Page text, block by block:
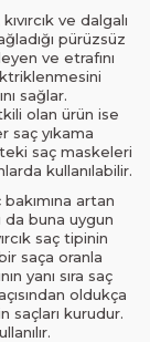
ve dalgalı
pürüzsüz
ve etrafını
sağlar.
olan ürün ise
saç yıkama
saç maskeleri
kullanılabilir.
artan
da buna uygun
saç tipinin
saça oranla
yanı sıra saç
oldukça
saçları kurudur.